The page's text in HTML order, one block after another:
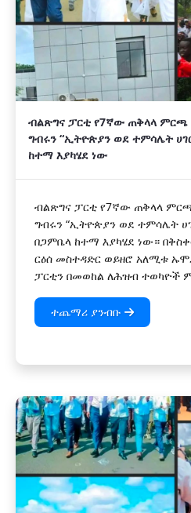
ብልጽግና ፓርቲ የ7ኛው ጠቅላላ
ግብሩን “ኢትዮጵያን ወደ ተምሳሌት
ከተማ እያካሄደ ነው
ብልጽግና ፓርቲ የ7ኛው ጠቅላላ
ግብሩን “ኢትዮጵያን ወደ ተምሳሌት
በጋምቤላ ከተማ እያካሄደ ነው።
ርዕሰ መስተዳድር ወይዘሮ አለሚቱ
ፓርቲን በመወከል ለሕዝብ ተወካዮች
ተጨማሪ ያንብቡ